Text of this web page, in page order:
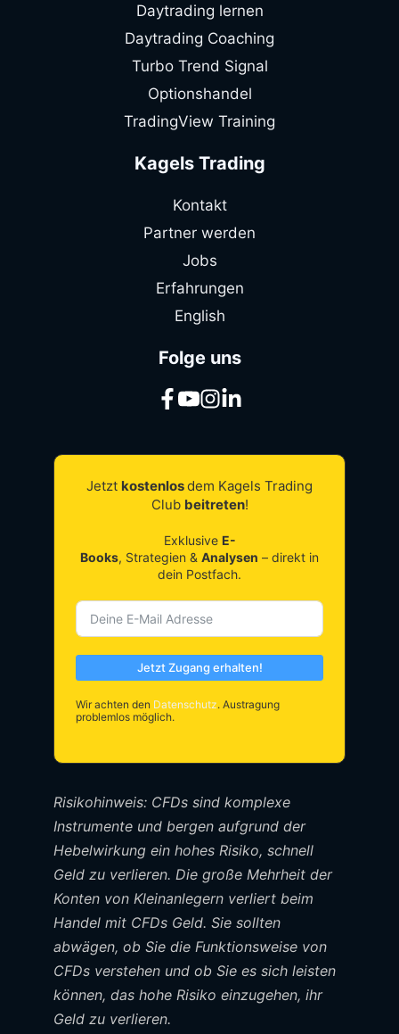
Daytrading lernen
Daytrading Coaching
Turbo Trend Signal
Optionshandel
TradingView Training
Kagels Trading
Kontakt
Partner werden
Jobs
Erfahrungen
English
Folge uns
Jetzt kostenlosdem Kagels Trading
Club beitreten!
Exklusive E-
Books, Strategien & Analysen – direkt in
dein Postfach.
Jetzt Zugang erhalten!
Wir achten den Datenschutz. Austragung
problemlos möglich.
Risikohinweis: CFDs sind komplexe
Instrumente und bergen aufgrund der
Hebelwirkung ein hohes Risiko, schnell
Geld zu verlieren. Die große Mehrheit der
Konten von Kleinanlegern verliert beim
Handel mit CFDs Geld. Sie sollten
abwägen, ob Sie die Funktionsweise von
CFDs verstehen und ob Sie es sich leisten
können, das hohe Risiko einzugehen, ihr
Geld zu verlieren.